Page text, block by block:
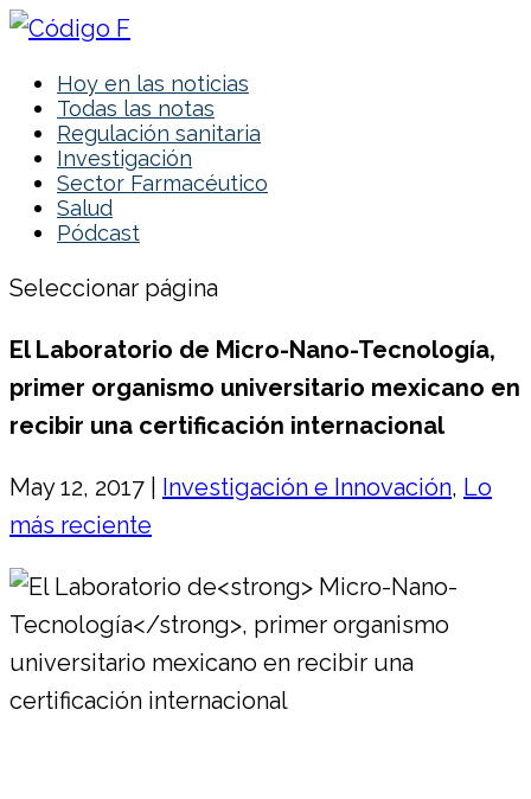
Hoy en las noticias
Todas las notas
Regulación sanitaria
Investigación
Sector Farmacéutico
Salud
Pódcast
Seleccionar página
El Laboratorio de Micro-Nano-Tecnología,
primer organismo universitario mexicano en
recibir una certificación internacional
May 12, 2017 Investigación e Innovación, Lo
más reciente